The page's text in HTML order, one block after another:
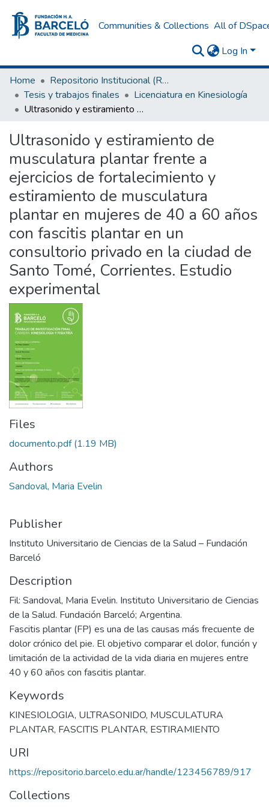
Communities & Collections All of
Log In
Home
Repositorio Institucional (RI) del Instituto Universitario de Ciencias de la Salud Fundación H. A. Barceló
Tesis y trabajos finales
Licenciatura en Kinesiología
Ultrasonido y estiramiento de musculatura plantar frente a ejercicios de fortalecimiento y estiramiento de musculatura plantar en mujeres de 40 a 60 años con fascitis plantar en un consultorio privado en la ciudad de Santo Tomé, Corrientes. Estudio experimental
Ultrasonido y estiramiento de
musculatura plantar frente a
ejercicios de fortalecimiento y
estiramiento de musculatura
plantar en mujeres de 40 a 60 años
con fascitis plantar en un
consultorio privado en la ciudad de
Santo Tomé, Corrientes. Estudio
experimental
Files
documento.pdf(1.19 MB)
Authors
Sandoval, Maria Evelin
Publisher
Instituto Universitario de Ciencias de la Salud – Fundación
Barceló
Description
Fil: Sandoval, Maria Evelin. Instituto Universitario de Ciencias
de la Salud. Fundación Barceló; Argentina.
Fascitis plantar (FP) es una de las causas más frecuente de
dolor crónico del pie. El objetivo comparar el dolor, función y
limitación de la actividad de la vida diaria en mujeres entre
40 y 60 años con fascitis plantar.
Keywords
KINESIOLOGIA, ULTRASONIDO, MUSCULATURA
PLANTAR, FASCITIS PLANTAR, ESTIRAMIENTO
URI
https://repositorio.barcelo.edu.ar/handle/123456789/917
Collections